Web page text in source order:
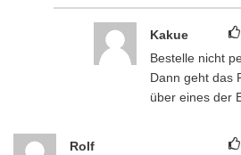
Kakue
Bestelle nicht
Dann geht das
über eines der
Rolf